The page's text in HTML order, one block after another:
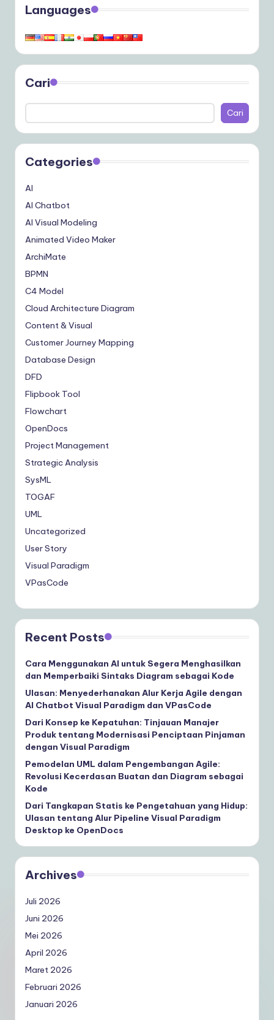
Languages
Cari
Cari
Categories
AI
AI Chatbot
AI Visual Modeling
Animated Video Maker
ArchiMate
BPMN
C4 Model
Cloud Architecture Diagram
Content & Visual
Customer Journey Mapping
Database Design
DFD
Flipbook Tool
Flowchart
OpenDocs
Project Management
Strategic Analysis
SysML
TOGAF
UML
Uncategorized
User Story
Visual Paradigm
VPasCode
Recent Posts
Cara Menggunakan AI untuk Segera Menghasilkan
dan Memperbaiki Sintaks Diagram sebagai Kode
Ulasan: Menyederhanakan Alur Kerja Agile dengan
AI Chatbot Visual Paradigm dan VPasCode
Dari Konsep ke Kepatuhan: Tinjauan Manajer
Produk tentang Modernisasi Penciptaan Pinjaman
dengan Visual Paradigm
Pemodelan UML dalam Pengembangan Agile:
Revolusi Kecerdasan Buatan dan Diagram sebagai
Kode
Dari Tangkapan Statis ke Pengetahuan yang Hidup:
Ulasan tentang Alur Pipeline Visual Paradigm
Desktop ke OpenDocs
Archives
Juli 2026
Juni 2026
Mei 2026
April 2026
Maret 2026
Februari 2026
Januari 2026